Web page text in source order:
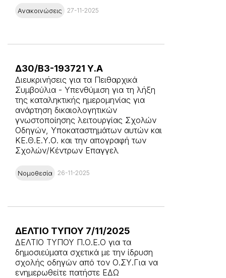
Ανακοινώσεις 27-11-2025
Δ30/Β3-193721 Υ.Α
Διευκρινήσεις για τα Πειθαρχικά
Συμβούλια - Υπενθύμιση για τη λήξη
της καταληκτικής ημερομηνίας για
ανάρτηση δικαιολογητικών
γνωστοποίησης λειτουργίας Σχολών
Οδηγών, Υποκαταστημάτων αυτών και
ΚΕ.Θ.Ε.Υ.Ο. και την απογραφή των
Σχολών/Κέντρων Επαγγελ
Νομοθεσία 26-11-2025
ΔΕΛΤΙΟ ΤΥΠΟΥ 7/11/2025
ΔΕΛΤΙΟ ΤΥΠΟΥ Π.Ο.Ε.Ο για τα
δημοσιεύματα σχετικά με την ίδρυση
σχολής οδηγών από τον Ο.ΣΥ.Για να
ενημερωθείτε πατήστε ΕΔΩ